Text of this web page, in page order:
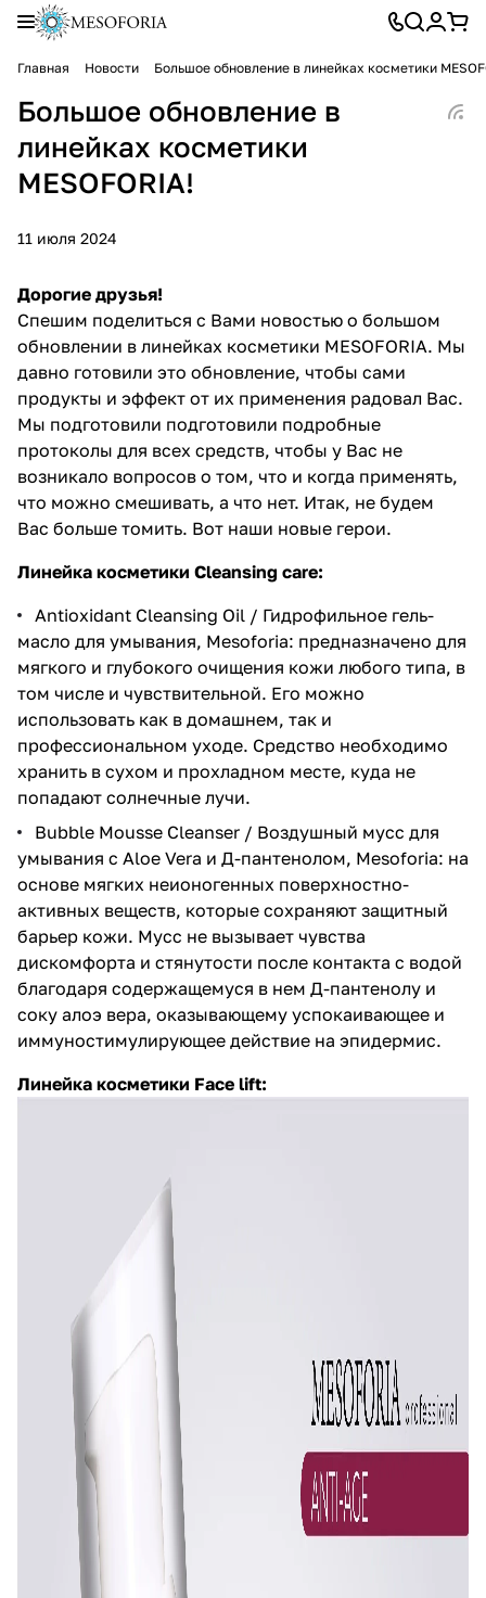
Главная Новости Большое обновление в линейках косметики
Большое обновление в
линейках косметики
MESOFORIA!
11 июля 2024
Дорогие друзья!
Спешим поделиться с Вами новостью о большом
обновлении в линейках косметики MESOFORIA. Мы
давно готовили это обновление, чтобы сами
продукты и эффект от их применения радовал Вас.
Мы подготовили подготовили подробные
протоколы для всех средств, чтобы у Вас не
возникало вопросов о том, что и когда применять,
что можно смешивать, а что нет. Итак, не будем
Вас больше томить. Вот наши новые герои.
Линейка косметики Cleansing care:
Antioxidant Cleansing Oil / Гидрофильное гель-
масло для умывания, Mesoforia: предназначено для
мягкого и глубокого очищения кожи любого типа, в
том числе и чувствительной. Его можно
использовать как в домашнем, так и
профессиональном уходе. Средство необходимо
хранить в сухом и прохладном месте, куда не
попадают солнечные лучи.
Bubble Mousse Cleanser / Воздушный мусс для
умывания с Aloe Vera и Д-пантенолом, Mesoforia: на
основе мягких неионогенных поверхностно-
активных веществ, которые сохраняют защитный
барьер кожи. Мусс не вызывает чувства
дискомфорта и стянутости после контакта с водой
благодаря содержащемуся в нем Д-пантенолу и
соку алоэ вера, оказывающему успокаивающее и
иммуностимулирующее действие на эпидермис.
Линейка косметики Face lift: